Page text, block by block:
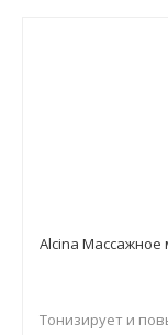
Alcina Массажное
Тонизирует и